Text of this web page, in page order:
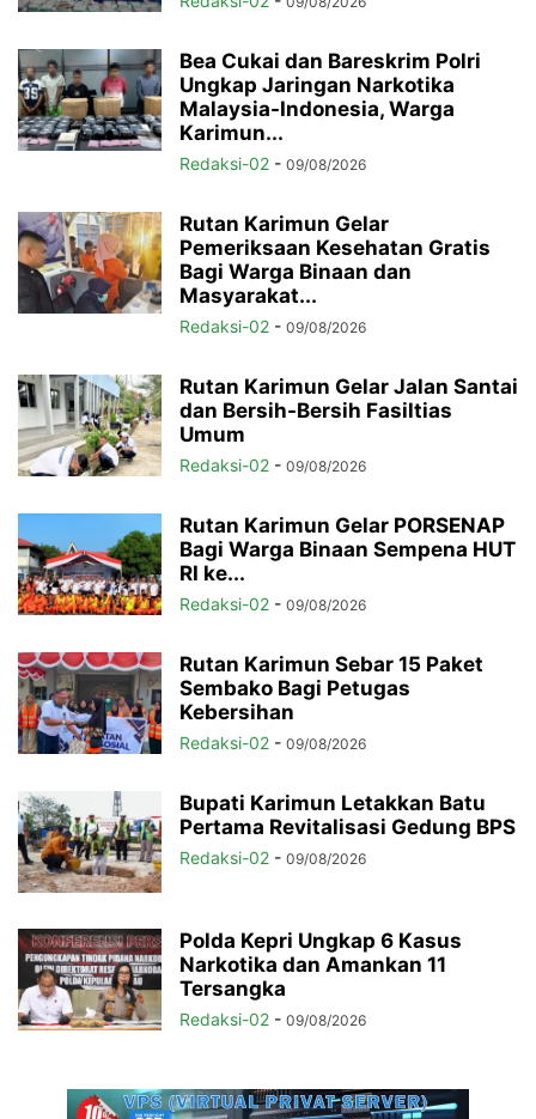
Bea Cukai dan Bareskrim Polri
Ungkap Jaringan Narkotika
Malaysia-Indonesia, Warga
Karimun...
Redaksi-02 - 09/08/2026
Rutan Karimun Gelar
Pemeriksaan Kesehatan Gratis
Bagi Warga Binaan dan
Masyarakat...
Redaksi-02 - 09/08/2026
Rutan Karimun Gelar Jalan Santai
dan Bersih-Bersih Fasiltias
Umum
Redaksi-02 - 09/08/2026
Rutan Karimun Gelar PORSENAP
Bagi Warga Binaan Sempena HUT
RI ke...
Redaksi-02 - 09/08/2026
Rutan Karimun Sebar 15 Paket
Sembako Bagi Petugas
Kebersihan
Redaksi-02 - 09/08/2026
Bupati Karimun Letakkan Batu
Pertama Revitalisasi Gedung BPS
Redaksi-02 - 09/08/2026
Polda Kepri Ungkap 6 Kasus
Narkotika dan Amankan 11
Tersangka
Redaksi-02 - 09/08/2026